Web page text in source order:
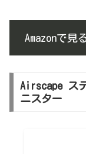
Amazonで見
Airscape ス
ニスター